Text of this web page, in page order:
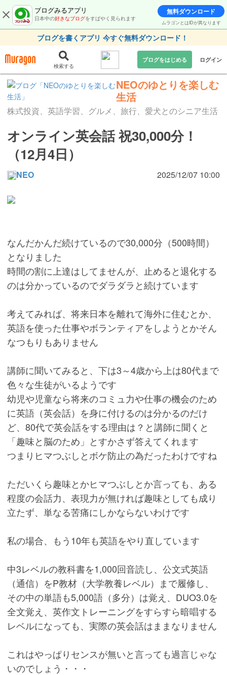
ブログみるアプリ
日本中の好きなブログをすばやく見られます
無料ダウンロード
ムラゴンとはIDが異なります
ブログを書くアプリ 今すぐ無料ダウンロード！
検索する
ブログをはじめる ログイン
NEOのゆとりを楽しむ
生活
株式投資、英語学習、グルメ、旅行、愛犬とのシニア生活
オンライン英会話 祝30,000分！
（12月4日）
NEO 2025/12/07 10:00
なんだかんだ続けているので30,000分（500時間）
となりました
時間の割に上達はしてませんが、止めると退化する
のは分かっているのでダラダラと続けています
考えてみれば、将来日本を離れて海外に住むとか、
英語を使った仕事やボランティアをしようとかそん
なつもりもありません
講師に聞いてみると、下は3～4歳から上は80代まで
色々な生徒がいるようです
幼児や児童なら将来のコミュ力や仕事の機会のため
に英語（英会話）を身に付けるのは分かるのだけ
ど、80代で英会話をする理由は？と講師に聞くと
「趣味と脳のため」とすかさず答えてくれます
つまりヒマつぶしとボケ防止の為だったわけですね
ただいくら趣味とかヒマつぶしとか言っても、ある
程度の会話力、表現力が無ければ趣味としても成り
立たず、単なる苦痛にしかならないわけです
私の場合、もう10年も英語をやり直しています
中3レベルの教科書を1,000回音読し、公文式英語
（通信）をP教材（大学教養レベル）まで履修し、
その中の単語も5,000語（多分）は覚え、DUO3.0を
全文覚え、英作文トレーニングをすらすら暗唱する
レベルになっても、実際の英会話はままなりません
これはやっぱりセンスが無いと言っても過言じゃな
いのでしょう・・・